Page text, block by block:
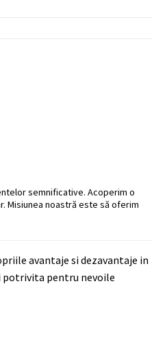
semnificative. Acoperim o
Misiunea noastră este să oferim
avantaje si dezavantaje in
potrivita pentru nevoile